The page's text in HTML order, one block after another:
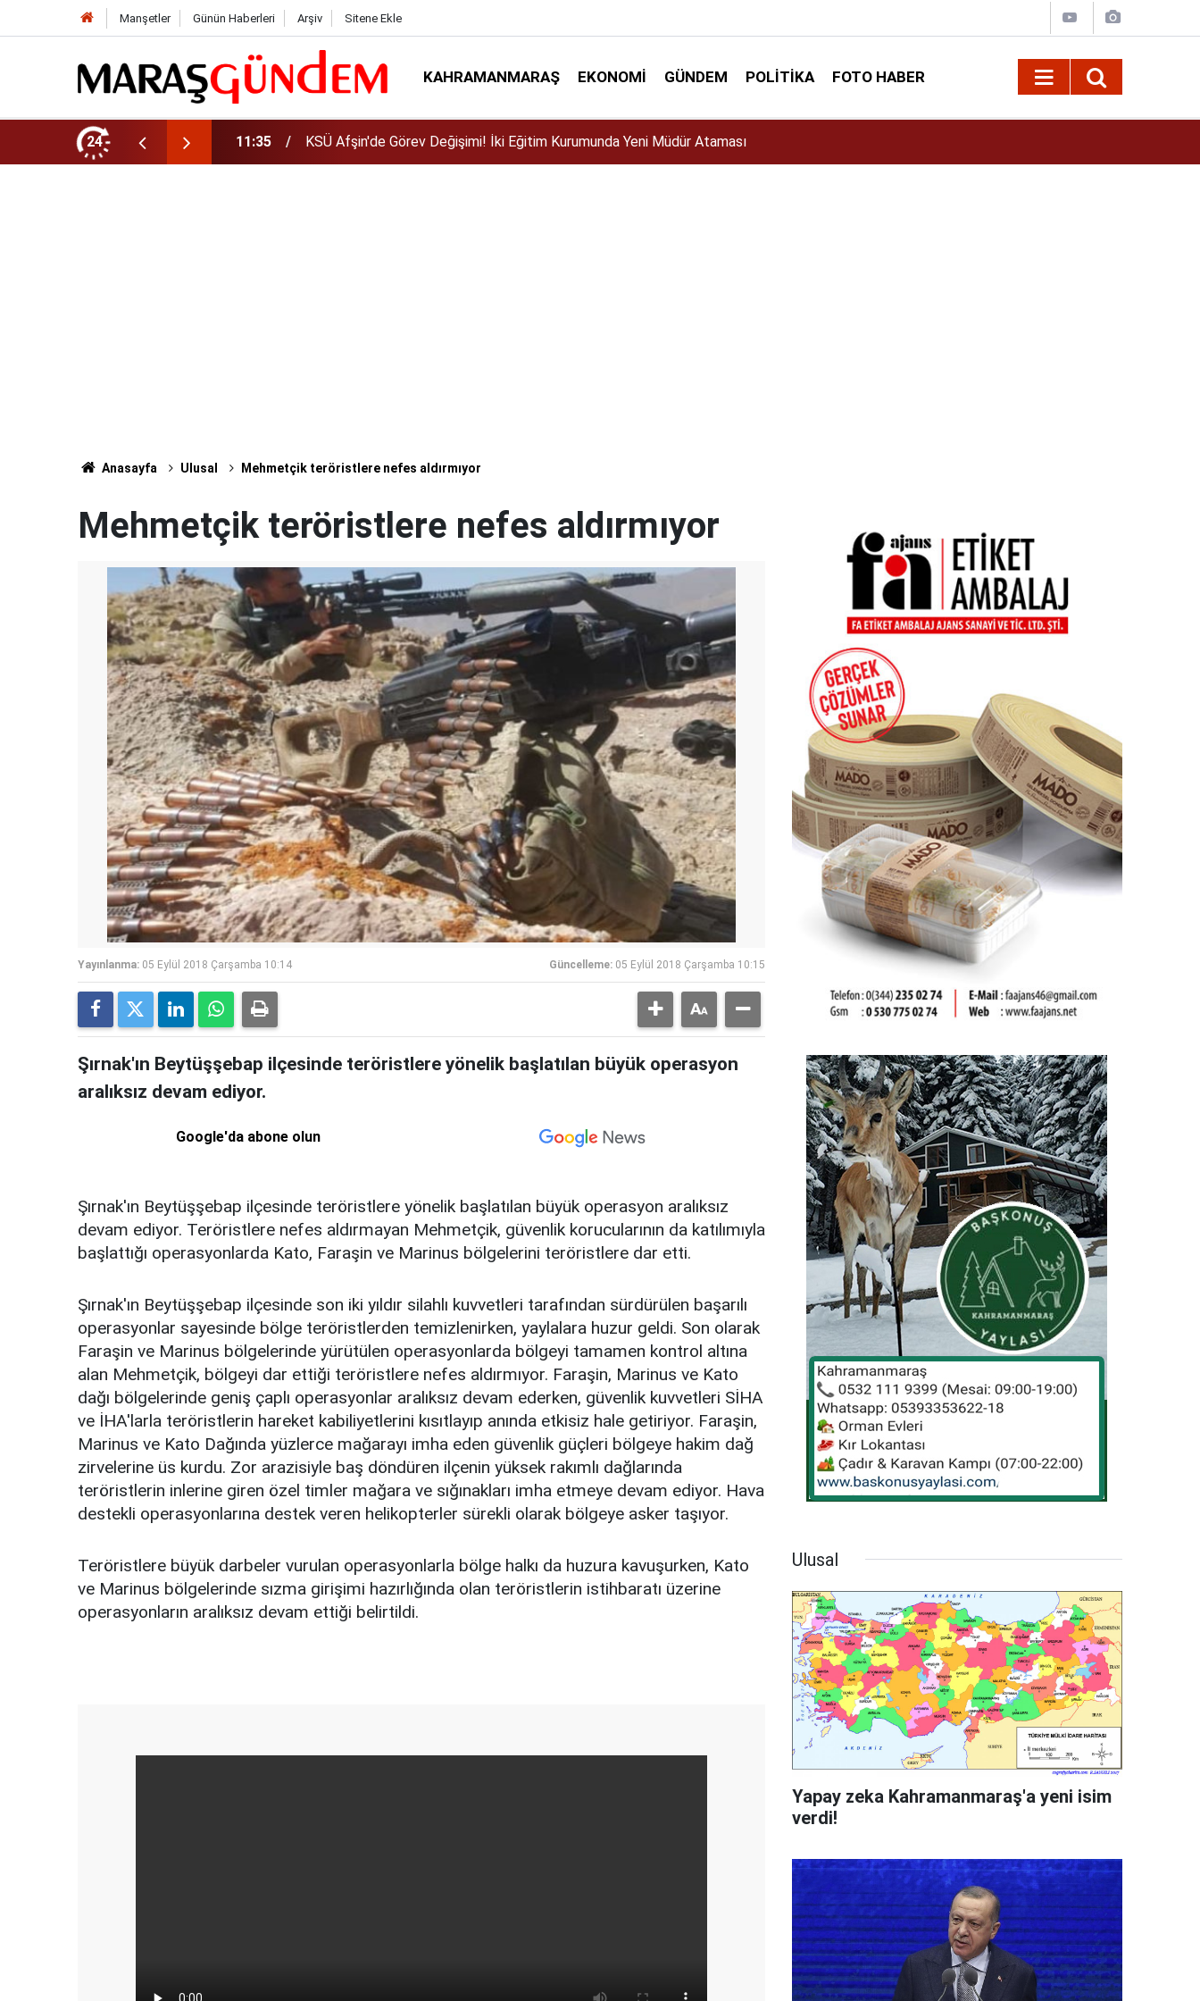
Manşetler Günün Haberleri Arşiv Sitene Ekle
KAHRAMANMARAŞ EKONOMI GÜNDEM POLITIKA FOTO HABER
24
Müdür Ataması 10:14 Funda Arar konser için Kahramanmaraş’a geliyor!
Anasayfa Ulusal Mehmetçik teröristlere nefes aldırmıyor
Mehmetçik teröristlere nefes aldırmıyor
Yayınlanma: 05 Eylül 2018 Çarşamba 10:14 Güncelleme: 05 Eylül 2018 Çarşamba 10:15
Şırnak'ın Beytüşşebap ilçesinde teröristlere yönelik başlatılan büyük operasyon
aralıksız devam ediyor.
Google'da abone olun
Şırnak'ın Beytüşşebap ilçesinde teröristlere yönelik başlatılan büyük operasyon aralıksız
devam ediyor. Teröristlere nefes aldırmayan Mehmetçik, güvenlik korucularının da katılımıyla
başlattığı operasyonlarda Kato, Faraşin ve Marinus bölgelerini teröristlere dar etti.
Şırnak'ın Beytüşşebap ilçesinde son iki yıldır silahlı kuvvetleri tarafından sürdürülen başarılı
operasyonlar sayesinde bölge teröristlerden temizlenirken, yaylalara huzur geldi. Son olarak
Faraşin ve Marinus bölgelerinde yürütülen operasyonlarda bölgeyi tamamen kontrol altına
alan Mehmetçik, bölgeyi dar ettiği teröristlere nefes aldırmıyor. Faraşin, Marinus ve Kato
dağı bölgelerinde geniş çaplı operasyonlar aralıksız devam ederken, güvenlik kuvvetleri SİHA
ve İHA'larla teröristlerin hareket kabiliyetlerini kısıtlayıp anında etkisiz hale getiriyor. Faraşin,
Marinus ve Kato Dağında yüzlerce mağarayı imha eden güvenlik güçleri bölgeye hakim dağ
zirvelerine üs kurdu. Zor arazisiyle baş döndüren ilçenin yüksek rakımlı dağlarında
teröristlerin inlerine giren özel timler mağara ve sığınakları imha etmeye devam ediyor. Hava
destekli operasyonlarına destek veren helikopterler sürekli olarak bölgeye asker taşıyor.
Teröristlere büyük darbeler vurulan operasyonlarla bölge halkı da huzura kavuşurken, Kato
ve Marinus bölgelerinde sızma girişimi hazırlığında olan teröristlerin istihbaratı üzerine
operasyonların aralıksız devam ettiği belirtildi.
Ulusal
Yapay zeka Kahramanmaraş'a yeni isim
verdi!